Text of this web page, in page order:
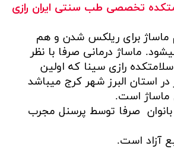
تخصصی طب سنتی ایران رازی
ماساژ برای ریلکس شدن و هم
ماساژ درمانی صرفا با نظر
رازی سینا که اولین
استان البرز شهر کرج میباشد
ماساژ است.
صرفا توسط پرسنل مجرب
آزاد است.